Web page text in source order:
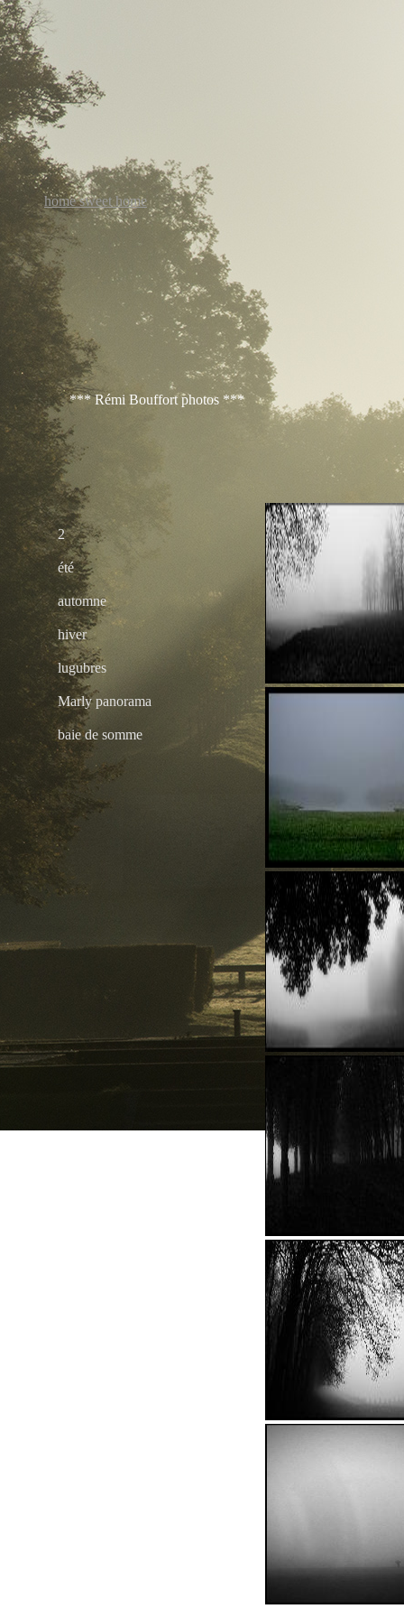
home sweet home
*** Rémi Bouffort photos ***
2
été
automne
hiver
lugubres
Marly panorama
baie de somme